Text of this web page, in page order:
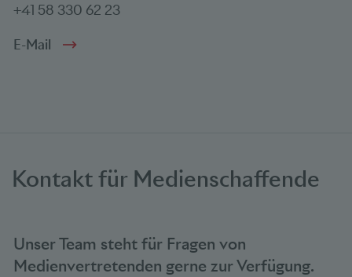
+41 58 330 62 23
E-Mail
Kontakt für Medienschaffende
Unser Team steht für Fragen von
Medienvertretenden gerne zur Verfügung.